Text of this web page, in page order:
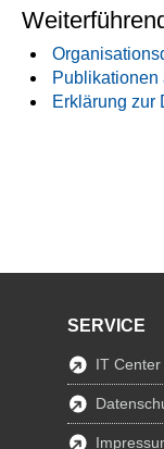
Erklärung zur
SERVICE
IT